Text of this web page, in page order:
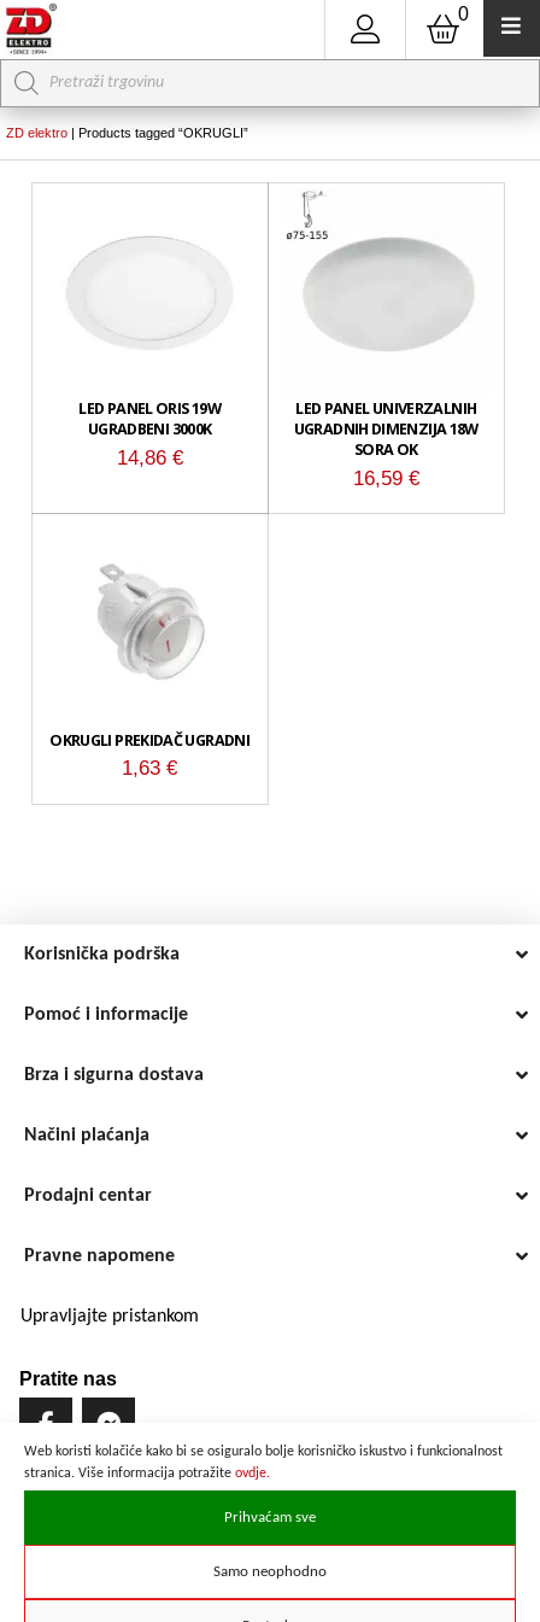
Web koristi kolačiće kako bi se osiguralo bolje korisničko iskustvo i funkcionalnost
stranica. Više informacija potražite ovdje.
Prihvaćam sve
Samo neophodno
0
Products
search
ZD elektro | Products tagged “OKRUGLI”
LED PANEL ORIS 19W
UGRADBENI 3000K
14,86 €
LED PANEL UNIVERZALNIH
UGRADNIH DIMENZIJA 18W
SORA OK
16,59€
OKRUGLI PREKIDAČ UGRADNI
1,63€
Korisnička podrška
Pomoć i informacije
Brza i sigurna dostava
Načini plaćanja
Prodajni centar
Pravne napomene
Upravljajte pristankom
Pratite nas
Brzo i sigurno plaćanje
Prikazane cijene su preračunate po službenom tečaju u iznosu od
1 EUR = 7,53450 HRK